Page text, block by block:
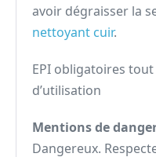
avoir dégraisser la
nettoyant cuir.
EPI obligatoires
d’utilisation
Mentions de
Dangereux.